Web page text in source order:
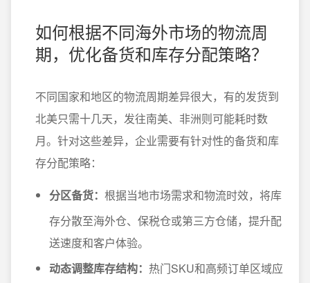
如何根据不同海外市场的物流周
期，优化备货和库存分配策略？
不同国家和地区的物流周期差异很大，有的发货到
北美只需十几天，发往南美、非洲则可能耗时数
月。针对这些差异，企业需要有针对性的备货和库
存分配策略：
分区备货： 根据当地市场需求和物流时效，将库
存分散至海外仓、保税仓或第三方仓储，提升配
送速度和客户体验。
动态调整库存结构： 热门SKU和高频订单区域应